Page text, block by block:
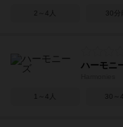
2～4人 30分
ハーモニ
1～4人 30～